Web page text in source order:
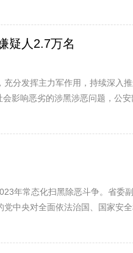
疑人2.7万名
分发挥主力军作用，持续深入
影响恶劣的涉黑涉恶问题，公安
年常态化扫黑除恶斗争。省委
中央对全面依法治国、国家安